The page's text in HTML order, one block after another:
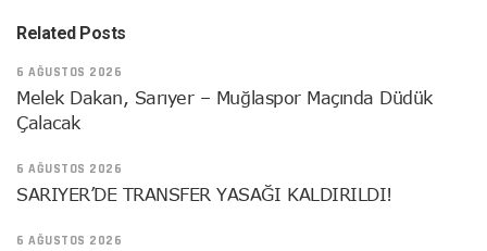
Related Posts
6 AĞUSTOS 2026
Melek Dakan, Sarıyer – Muğlaspor Maçında Düdük
Çalacak
6 AĞUSTOS 2026
SARIYER’DE TRANSFER YASAĞI KALDIRILDI!
6 AĞUSTOS 2026